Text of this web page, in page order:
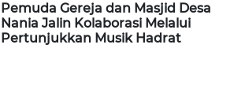
Pemuda Gereja dan Masjid Desa
Nania Jalin Kolaborasi Melalui
Pertunjukkan Musik Hadrat